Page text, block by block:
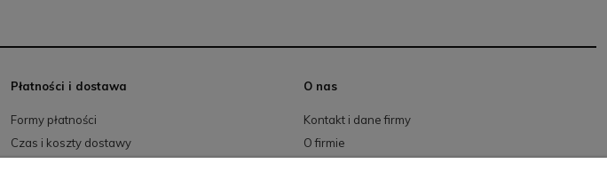
Płatności i dostawa
Formy płatności
Czas i koszty dostawy
O nas
Kontakt i dane firmy
O firmie